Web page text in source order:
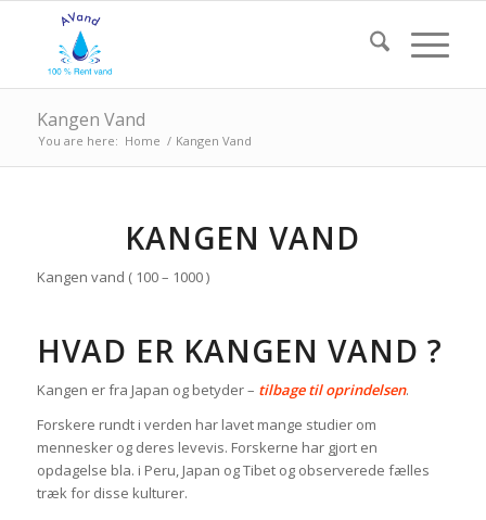
Kangen Vand
You are here: Home / Kangen Vand
KANGEN VAND
Kangen vand ( 100 – 1000 )
HVAD ER KANGEN VAND ?
Kangen er fra Japan og betyder – tilbage til oprindelsen.
Forskere rundt i verden har lavet mange studier om
mennesker og deres levevis. Forskerne har gjort en
opdagelse bla. i Peru, Japan og Tibet og observerede fælles
træk for disse kulturer.